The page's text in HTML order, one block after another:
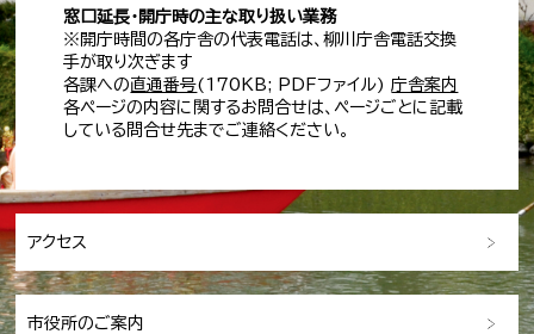
窓口延長・開庁時の主な取り扱い業務
※開庁時間の各庁舎の代表電話は、柳川庁舎電話交換
手が取り次ぎます
各課への直通番号(170KB; PDFファイル)庁舎案内
各ページの内容に関するお問合せは、ページごとに記載
している問合せ先までご連絡ください。
アクセス
市役所のご案内